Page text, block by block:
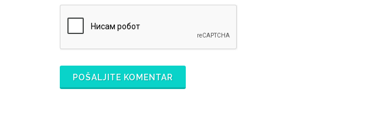
POŠALJITE KOMENTAR